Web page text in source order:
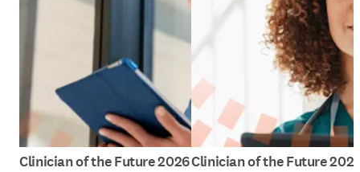
Clinician of the Future 2026Clinician of the Future